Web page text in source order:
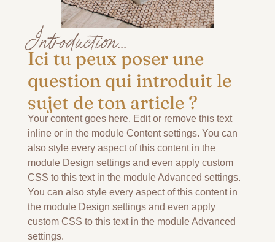
Introduction...
Ici tu peux poser une
question qui introduit le
sujet de ton article ?
Your content goes here. Edit or remove this text
inline or in the module Content settings. You can
also style every aspect of this content in the
module Design settings and even apply custom
CSS to this text in the module Advanced settings.
You can also style every aspect of this content in
the module Design settings and even apply
custom CSS to this text in the module Advanced
settings.